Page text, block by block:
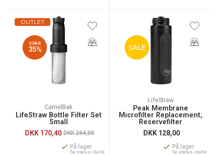
OUTLET
SPAR
35%
CamelBak
LifeStraw Bottle Filter Set
Small
DKK170,40 DKK 264,00
På lager
Se status i butik
SALE
LifeStraw
Peak Membrane
Microfilter Replacement,
Reservefilter
DKK 128,00
På lager
Se status i butik